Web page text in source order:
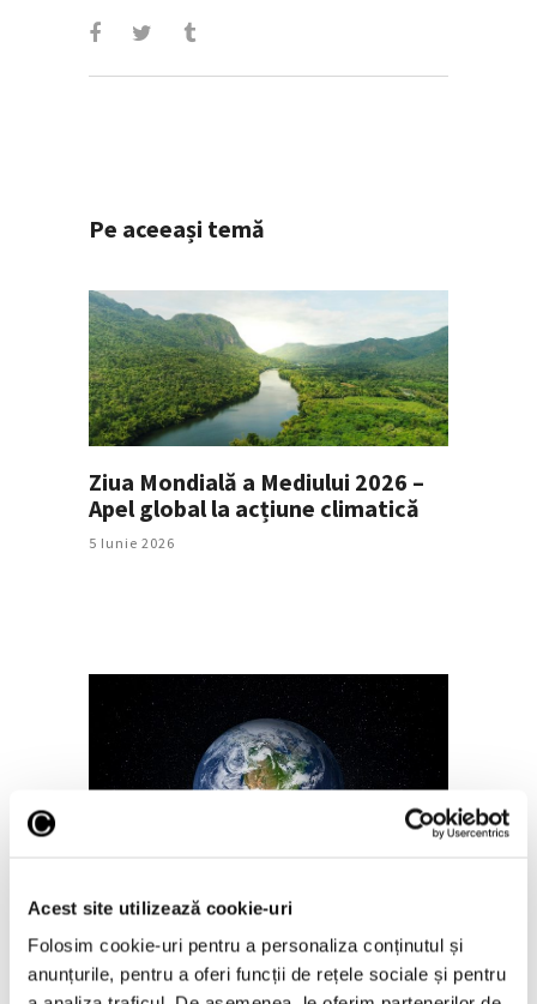
Acest site utilizează cookie-uri
Folosim cookie-uri pentru a personaliza conținutul și
anunțurile, pentru a oferi funcții de rețele sociale și pentru
Pe aceeași temă
Ziua Mondială a Mediului 2026 –
Apel global la acțiune climatică
5 Iunie 2026
întreaga lume
22 Aprilie 2026